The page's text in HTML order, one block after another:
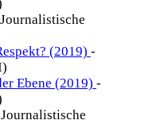
(2019) -
Ebene (2019) -